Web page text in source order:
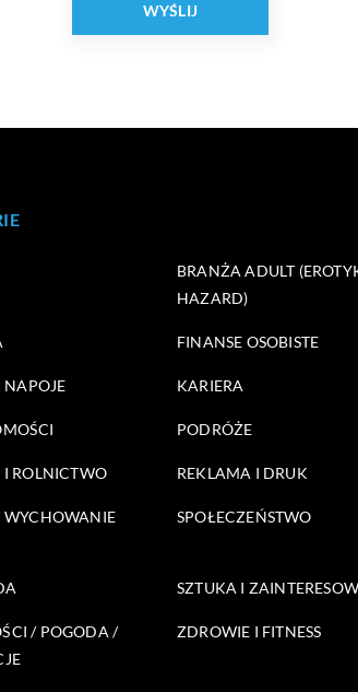
BRANŻA ADULT
HAZARD)
FINANSE OSOBISTE
NAPOJE KARIERA
PODRÓŻE
I ROLNICTWO REKLAMA I DRUK
SPOŁECZEŃSTWO
SZTUKA I
/ POGODA /
ZDROWIE I FITNESS